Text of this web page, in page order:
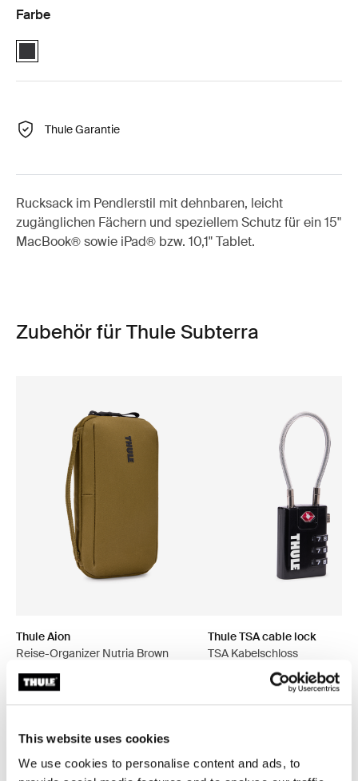
This website uses cookies
We use cookies to personalise content and ads, to
Farbe
Thule Subterra backpack 25L Dunkler Schatten (selected)
Thule Garantie
Rucksack im Pendlerstil mit dehnbaren, leicht
zugänglichen Fächern und speziellem Schutz für ein 15"
MacBook® sowie iPad® bzw. 10,1" Tablet.
Zubehör für Thule Subterra
Thule Aion
Reise-Organizer Nutria Brown
49,95 €
Thule TSA cable lock
TSA Kabelschloss